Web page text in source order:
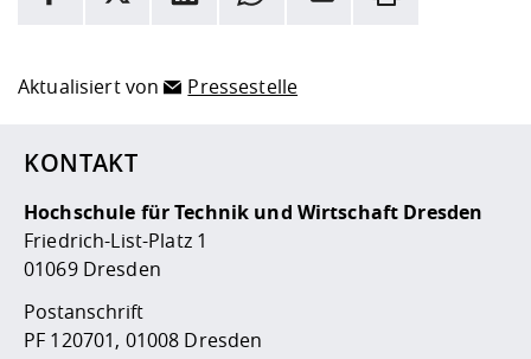
Aktualisiert von Pressestelle
KONTAKT
Hochschule für Technik und Wirtschaft Dresden
Friedrich-List-Platz 1
01069 Dresden
Postanschrift
PF 120701, 01008 Dresden